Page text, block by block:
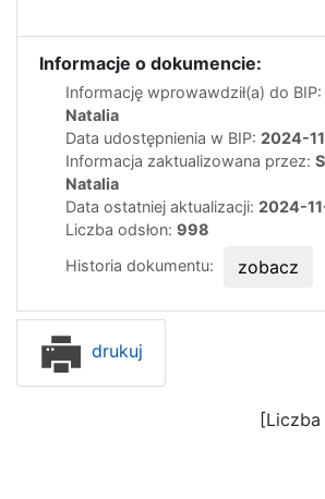
Informacje o dokumencie:
Informację wprowawdził(a) do BIP:
Natalia
Data udostępnienia w BIP: 2024-
Informacja zaktualizowana przez:
Natalia
Data ostatniej aktualizacji: 2024-
Liczba odsłon: 998
Historia dokumentu:
zobacz
drukuj
[Liczba